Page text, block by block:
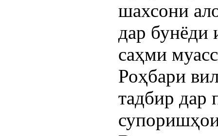
шахсони
дар
саҳми
Роҳбари
тадбир дар